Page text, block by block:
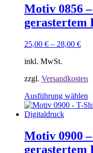
Motiv 0856
25,00 € – 28,00 €
inkl. MwSt.
zzgl. Versandkosten
Ausführung wählen
Motiv 0900